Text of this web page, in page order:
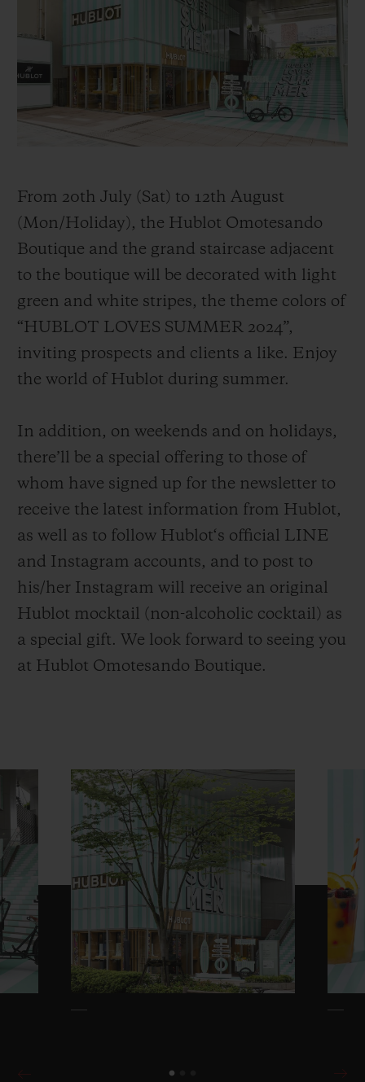
From 20th July (Sat) to 12th August
(Mon/Holiday), the Hublot Omotesando
Boutique and the grand staircase adjacent
to the boutique will be decorated with light
green and white stripes, the theme colors of
“HUBLOT LOVES SUMMER 2024”,
inviting prospects and clients a like. Enjoy
the world of Hublot during summer.
In addition, on weekends and on holidays,
there’ll be a special offering to those of
whom have signed up for the newsletter to
receive the latest information from Hublot,
as well as to follow Hublot‘s official LINE
and Instagram accounts, and to post to
his/her Instagram will receive an original
Hublot mocktail (non-alcoholic cocktail) as
a special gift. We look forward to seeing you
at Hublot Omotesando Boutique.
BIG BANG
SUMMER MULTI-
COLORED CERAMIC
BIG BANG
PEACH CERAMIC
SPIRIT OF BIG
ОНЛАЙН-
КОНТАКТЫ
НАЙТИ БУТИК